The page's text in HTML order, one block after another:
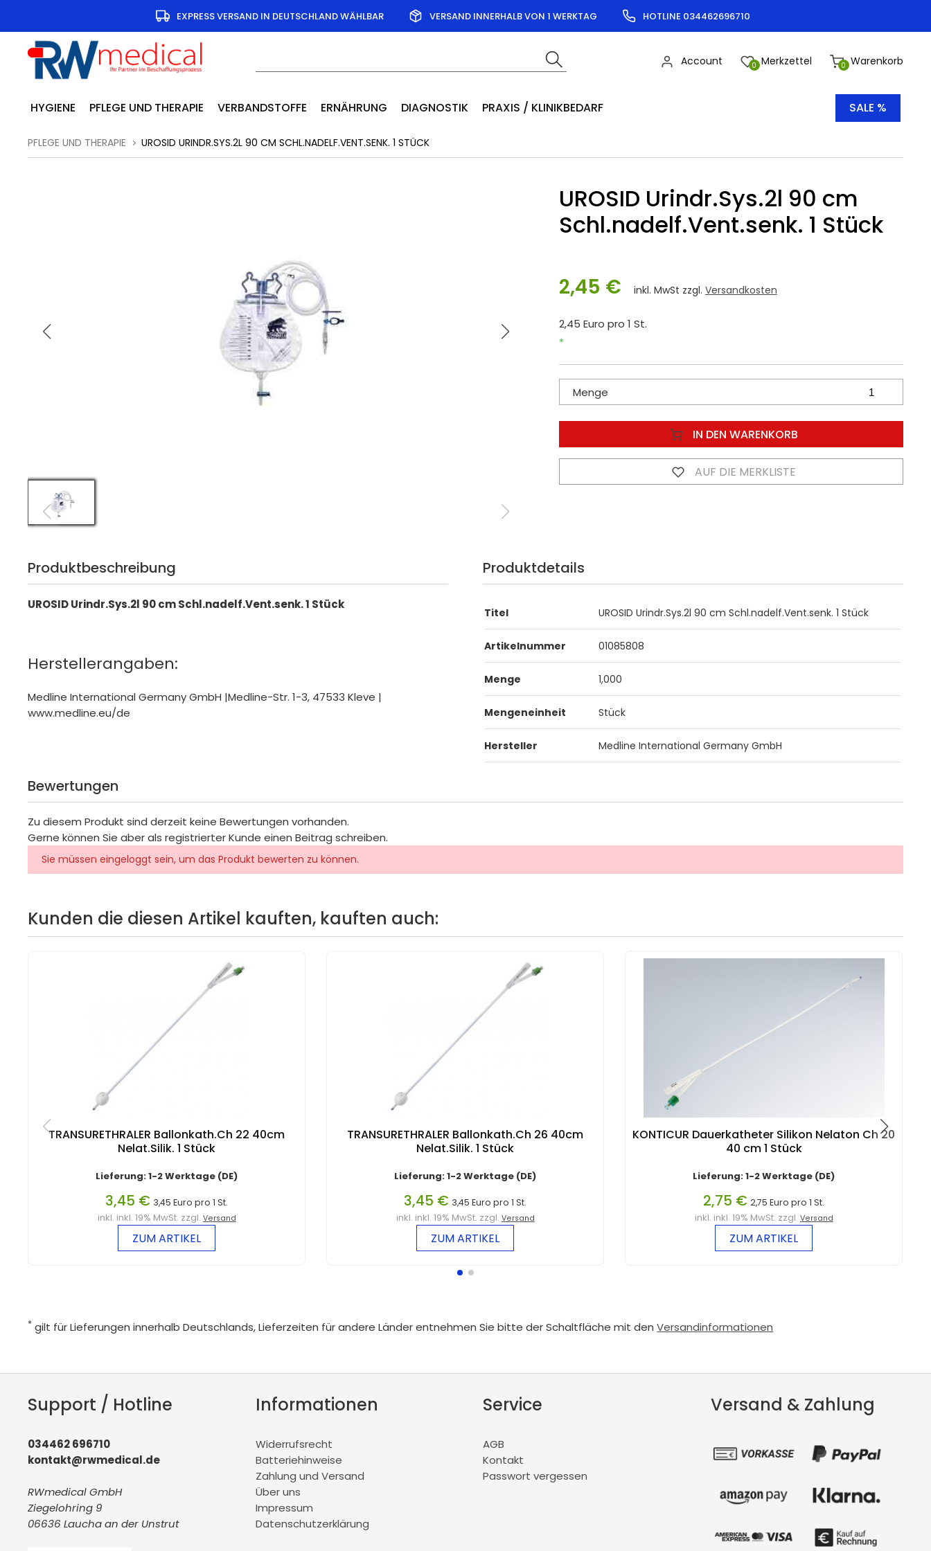
EXPRESS VERSAND IN DEUTSCHLAND WÄHLBAR VERSAND INNERHALB VON 1 WERKTAG HOTLINE 034462696710
0 Warenkorb
0 Merkzettel
Account
HYGIENE PFLEGE UND THERAPIE VERBANDSTOFFE ERNÄHRUNG DIAGNOSTIK PRAXIS / KLINIKBEDARF SALE %
PFLEGE UND THERAPIE UROSID URINDR.SYS.2L 90 CM SCHL.NADELF.VENT.SENK. 1 STÜCK
UROSID Urindr.Sys.2l 90 cm
Schl.nadelf.Vent.senk. 1 Stück
2,45 € inkl. MwSt zzgl. Versandkosten
2,45 Euro pro 1 St.
*
Menge
IN DEN WARENKORB
AUF DIE MERKLISTE
Produktbeschreibung
UROSID Urindr.Sys.2l 90 cm Schl.nadelf.Vent.senk. 1 Stück
Herstellerangaben:
Medline International Germany GmbH |Medline-Str. 1-3, 47533 Kleve |
www.medline.eu/de
Produktdetails
Titel UROSID Urindr.Sys.2l 90 cm Schl.nadelf.Vent.senk. 1 Stück
Artikelnummer 01085808
Menge 1,000
Mengeneinheit Stück
Hersteller Medline International Germany GmbH
Bewertungen
Zu diesem Produkt sind derzeit keine Bewertungen vorhanden.
Gerne können Sie aber als registrierter Kunde einen Beitrag schreiben.
Sie müssen eingeloggt sein, um das Produkt bewerten zu können.
Kunden die diesen Artikel kauften, kauften auch:
TRANSURETHRALER Ballonkath.Ch 22 40cm
Nelat.Silik. 1 Stück
Lieferung: 1-2 Werktage (DE)
3,45 € 3,45 Euro pro 1 St.
inkl. inkl. 19% MwSt. zzgl. Versand
ZUM ARTIKEL
TRANSURETHRALER Ballonkath.Ch 26 40cm
Nelat.Silik. 1 Stück
Lieferung: 1-2 Werktage (DE)
3,45 € 3,45 Euro pro 1 St.
inkl. inkl. 19% MwSt. zzgl. Versand
ZUM ARTIKEL
KONTICUR Dauerkatheter Silikon Nelaton Ch 20
40 cm 1 Stück
Lieferung: 1-2 Werktage (DE)
2,75 € 2,75 Euro pro 1 St.
inkl. inkl. 19% MwSt. zzgl. Versand
ZUM ARTIKEL
* gilt für Lieferungen innerhalb Deutschlands, Lieferzeiten für andere Länder entnehmen Sie bitte der Schaltfläche mit denVersandinformationen
Support / Hotline
034462 696710
kontakt@rwmedical.de
RWmedical GmbH
Ziegelohring 9
06636 Laucha an der Unstrut
Informationen
Widerrufsrecht
Batteriehinweise
Zahlung und Versand
Über uns
Impressum
Datenschutzerklärung
Service
AGB
Kontakt
Passwort vergessen
Versand & Zahlung